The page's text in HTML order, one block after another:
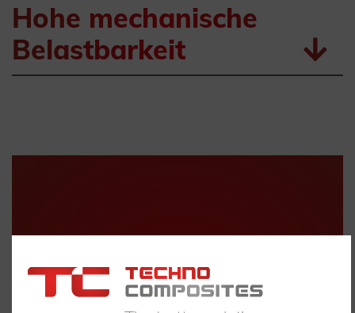
Hohe mechanische
Belastbarkeit
Anforderungen?